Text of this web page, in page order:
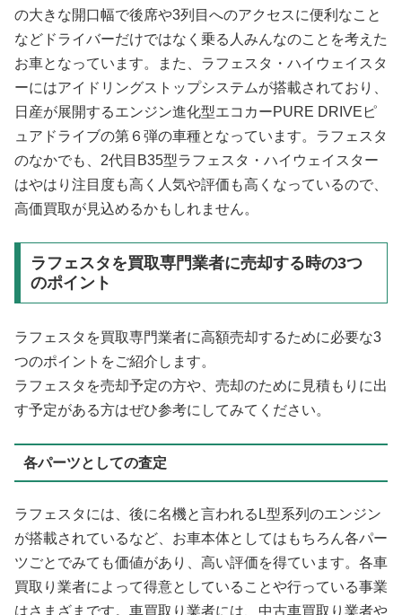
の大きな開口幅で後席や3列目へのアクセスに便利なこと
などドライバーだけではなく乗る人みんなのことを考えた
お車となっています。また、ラフェスタ・ハイウェイスタ
ーにはアイドリングストップシステムが搭載されており、
日産が展開するエンジン進化型エコカーPURE DRIVEピ
ュアドライブの第６弾の車種となっています。ラフェスタ
のなかでも、2代目B35型ラフェスタ・ハイウェイスター
はやはり注目度も高く人気や評価も高くなっているので、
高価買取が見込めるかもしれません。
ラフェスタを買取専門業者に売却する時の3つ
のポイント
ラフェスタを買取専門業者に高額売却するために必要な3
つのポイントをご紹介します。
ラフェスタを売却予定の方や、売却のために見積もりに出
す予定がある方はぜひ参考にしてみてください。
各パーツとしての査定
ラフェスタには、後に名機と言われるL型系列のエンジン
が搭載されているなど、お車本体としてはもちろん各パー
ツごとでみても価値があり、高い評価を得ています。各車
買取り業者によって得意としていることや行っている事業
はさまざまです。車買取り業者には、中古車買取り業者や